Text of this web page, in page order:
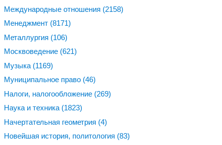
Международные отношения (2158)
Менеджмент (8171)
Металлургия (106)
Москвоведение (621)
Музыка (1169)
Муниципальное право (46)
Налоги, налогообложение (269)
Наука и техника (1823)
Начертательная геометрия (4)
Новейшая история, политология (83)